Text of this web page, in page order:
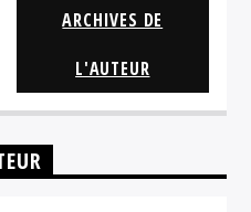
ARCHIVES DE
L'AUTEUR